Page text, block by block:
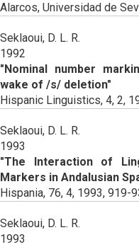
Alarcos, Universidad de
Seklaoui, D. L. R.
1992
"Nominal number
wake of /s/ deletion"
Hispanic Linguistics, 4, 2,
Seklaoui, D. L. R.
1993
"The Interaction of
Markers in Andalusian
Hispania, 76, 4, 1993, 919-
Seklaoui, D. L. R.
1993